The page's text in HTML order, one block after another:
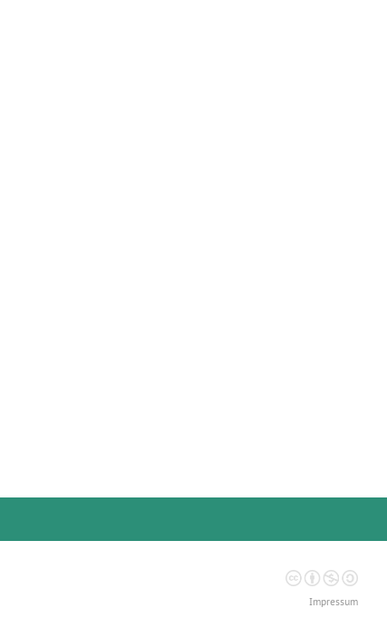
Impressum